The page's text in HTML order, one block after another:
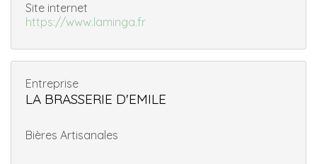
Site internet
https://www.laminga.fr
Entreprise
LA BRASSERIE D'EMILE
Bières Artisanales